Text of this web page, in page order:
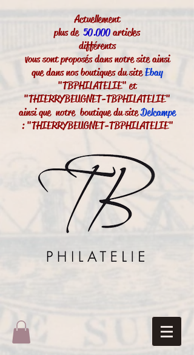
Actuellement
plus de50.000articles
différents
vous sont proposés dans notre site ainsi
que dans nos boutiques du siteEbay
"TBPHILATELIE" et
"THIERRYBEUGNET-TBPHILATELIE"
ainsi que notre boutique du siteDelcampe
: "THIERRYBEUGNET-TBPHILATELIE"